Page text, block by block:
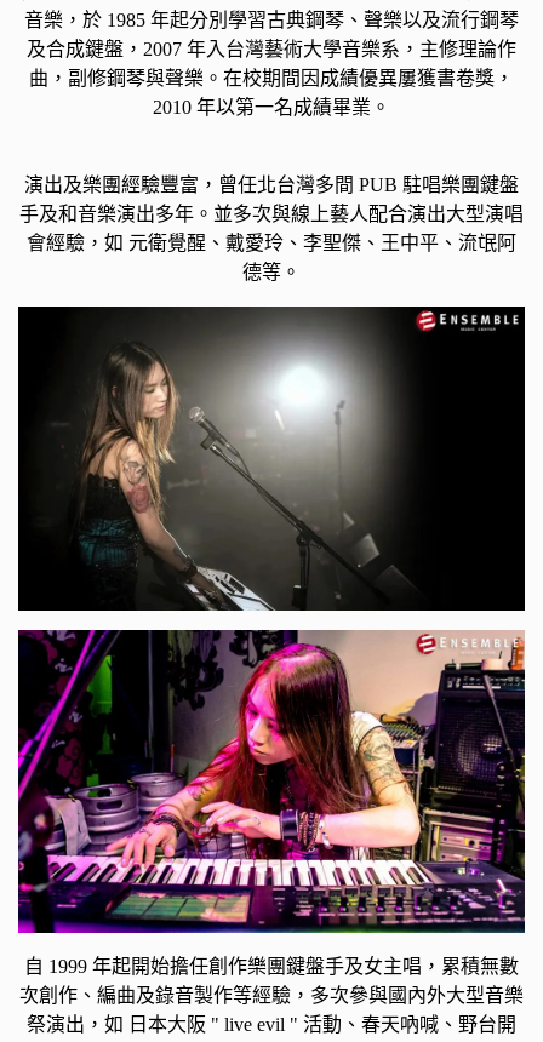
音樂，於 1985 年起分別學習古典鋼琴、聲樂以及流行鋼琴
及合成鍵盤，2007 年入台灣藝術大學音樂系，主修理論作
曲，副修鋼琴與聲樂。在校期間因成績優異屢獲書卷獎，
2010 年以第一名成績畢業。
演出及樂團經驗豐富，曾任北台灣多間 PUB 駐唱樂團鍵盤
手及和音樂演出多年。並多次與線上藝人配合演出大型演唱
會經驗，如 元衛覺醒、戴愛玲、李聖傑、王中平、流氓阿
德等。
自 1999 年起開始擔任創作樂團鍵盤手及女主唱，累積無數
次創作、編曲及錄音製作等經驗，多次參與國內外大型音樂
祭演出，如 日本大阪 " live evil " 活動、春天吶喊、野台開